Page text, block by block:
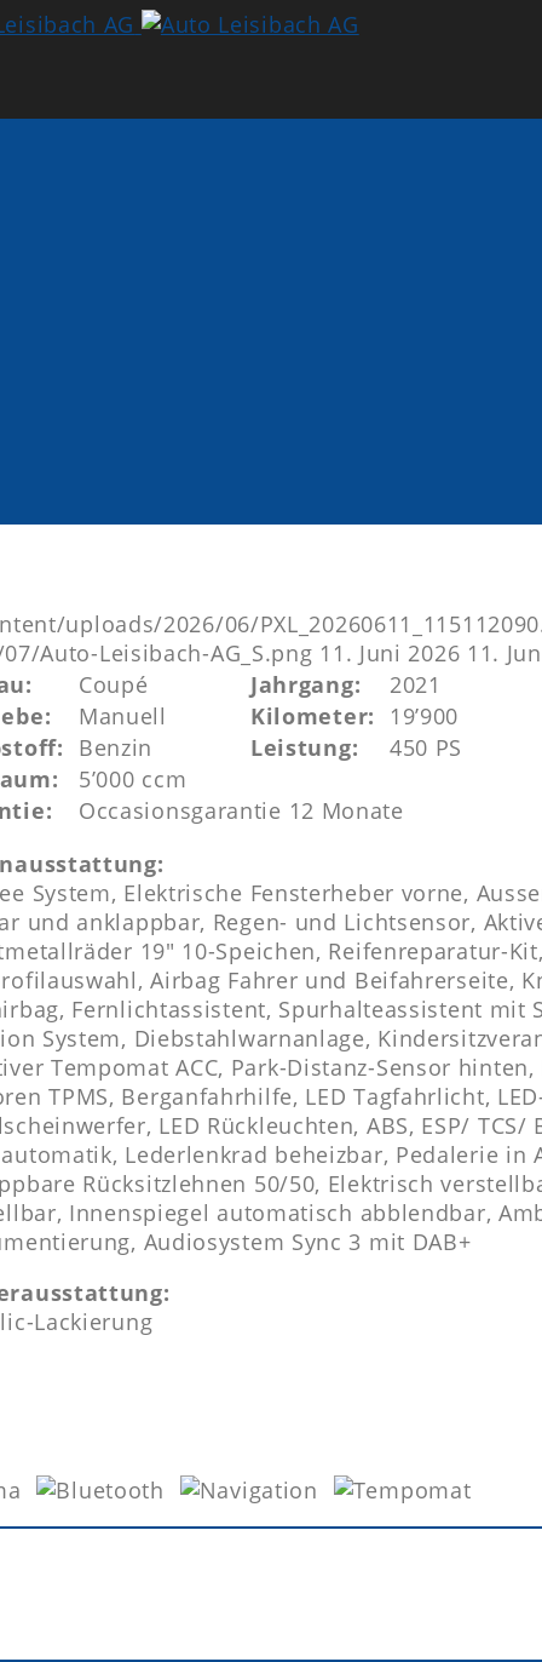
uploads/2026/06/
Auto-Leisibach-AG_S.png 11. Juni 2026 11.
Coupé Jahrgang:
2021
Manuell Kilometer:
19’900
Benzin Leistung:
450 PS
5’000 ccm
Occasionsgarantie 12 Monate
System, Elektrische Fensterheber vorne,
und anklappbar, Regen- und Lichtsensor,
19″ 10-Speichen, Reifenreparatur-
Airbag Fahrer und Beifahrerseite,
Fernlichtassistent, Spurhalteassistent mit
System, Diebstahlwarnanlage,
Tempomat ACC, Park-Distanz-Sensor
TPMS, Berganfahrhilfe, LED Tagfahrlicht,
LED Rückleuchten, ABS, ESP/ TCS/
Lederlenkrad beheizbar, Pedalerie in
Rücksitzlehnen 50/50, Elektrisch
Innenspiegel automatisch abblendbar,
Audiosystem Sync 3 mit DAB+
Lackierung